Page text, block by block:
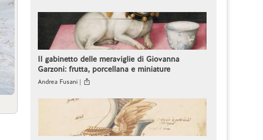
Il gabinetto delle meraviglie di Giovanna
Garzoni: frutta, porcellana e miniature
Andrea Fusani |